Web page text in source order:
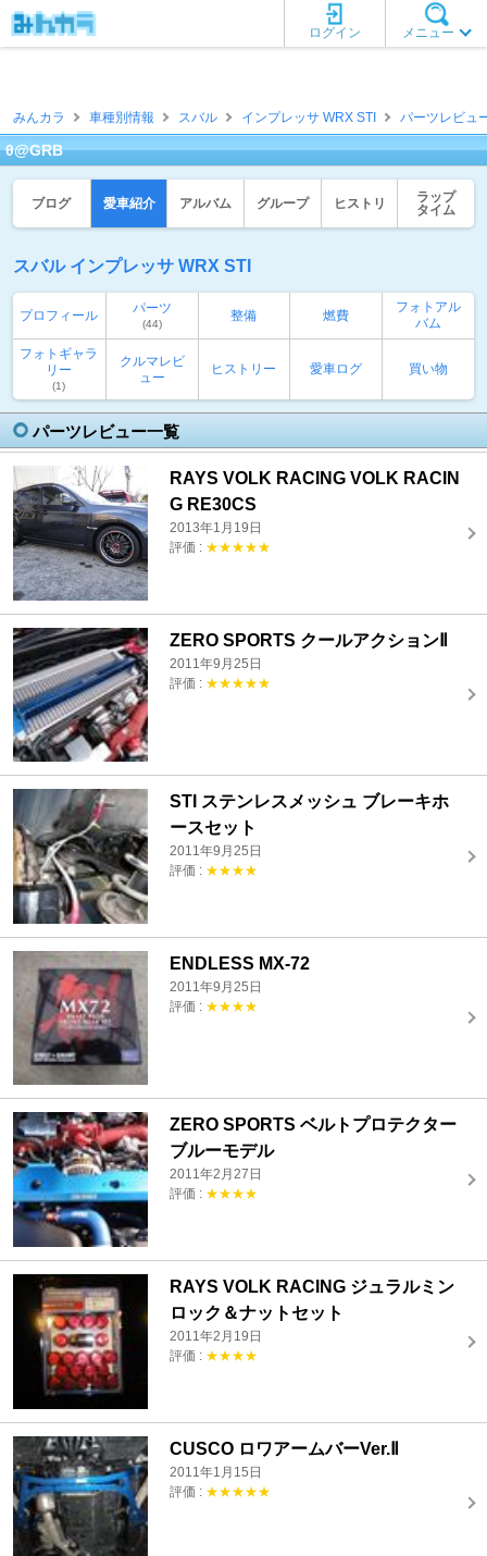
メニュー
ログイン
みんカラ 車種別情報 スバル インプレッサ WRX STI パーツレビュ
θ@GRB
ブログ 愛車紹介 アルバム グループ ヒストリ
ラップ
タイム
スバル インプレッサ WRX STI
プロフィール パーツ
(44)
整備 燃費
フォトアル
バム
フォトギャラ
リー
(1)
クルマレビ
ュー
ヒストリー 愛車ログ 買い物
パーツレビュー一覧
RAYS VOLK RACING VOLK RACIN
G RE30CS
2013年1月19日
評価 : ★★★★★
ZERO SPORTS クールアクションⅡ
2011年9月25日
評価 : ★★★★★
STI ステンレスメッシュ ブレーキホ
ースセット
2011年9月25日
評価 : ★★★★
ENDLESS MX-72
2011年9月25日
評価 : ★★★★
ZERO SPORTS ベルトプロテクター
ブルーモデル
2011年2月27日
評価 : ★★★★
RAYS VOLK RACING ジュラルミン
ロック＆ナットセット
2011年2月19日
評価 : ★★★★
CUSCO ロワアームバーVer.Ⅱ
2011年1月15日
評価 : ★★★★★